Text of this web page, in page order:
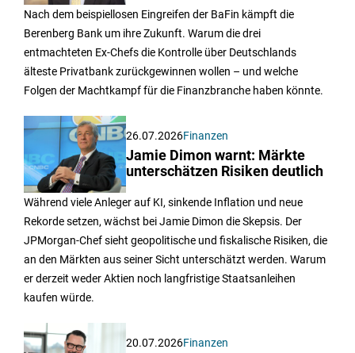
Nach dem beispiellosen Eingreifen der BaFin kämpft die
Berenberg Bank um ihre Zukunft. Warum die drei
entmachteten Ex-Chefs die Kontrolle über Deutschlands
älteste Privatbank zurückgewinnen wollen – und welche
Folgen der Machtkampf für die Finanzbranche haben könnte.
26.07.2026Finanzen
Jamie Dimon warnt: Märkte
unterschätzen Risiken deutlich
Während viele Anleger auf KI, sinkende Inflation und neue
Rekorde setzen, wächst bei Jamie Dimon die Skepsis. Der
JPMorgan-Chef sieht geopolitische und fiskalische Risiken, die
an den Märkten aus seiner Sicht unterschätzt werden. Warum
er derzeit weder Aktien noch langfristige Staatsanleihen
kaufen würde.
20.07.2026Finanzen